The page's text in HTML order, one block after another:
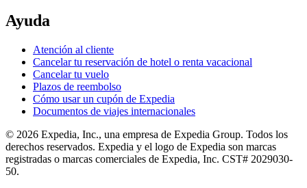
Ayuda
Atención al cliente
Cancelar tu reservación de hotel o renta vacacional
Cancelar tu vuelo
Plazos de reembolso
Cómo usar un cupón de Expedia
Documentos de viajes internacionales
© 2026 Expedia, Inc., una empresa de Expedia Group. Todos los
derechos reservados. Expedia y el logo de Expedia son marcas
registradas o marcas comerciales de Expedia, Inc. CST# 2029030-
50.